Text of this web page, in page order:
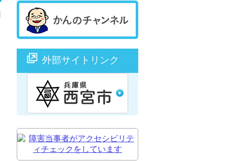
外部サイトリンク